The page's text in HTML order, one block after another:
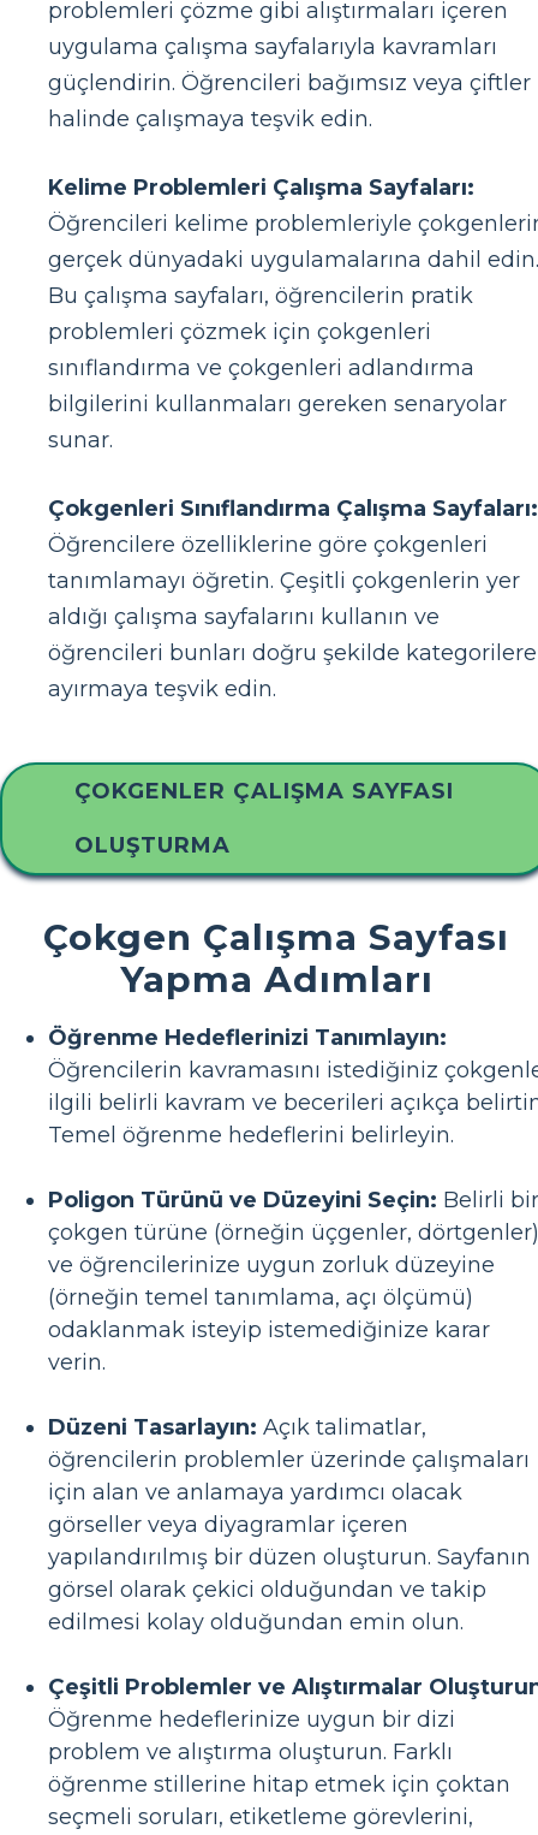
problemleri çözme gibi alıştırmaları içeren
uygulama çalışma sayfalarıyla kavramları
güçlendirin. Öğrencileri bağımsız veya çiftler
halinde çalışmaya teşvik edin.
Kelime Problemleri Çalışma Sayfaları:
Öğrencileri kelime problemleriyle
gerçek dünyadaki uygulamalarına dahil edin.
Bu çalışma sayfaları, öğrencilerin pratik
problemleri çözmek için çokgenleri
sınıflandırma ve çokgenleri adlandırma
bilgilerini kullanmaları gereken senaryolar
sunar.
Çokgenleri Sınıflandırma Çalışma Sayfaları:
Öğrencilere özelliklerine göre çokgenleri
tanımlamayı öğretin. Çeşitli çokgenlerin yer
aldığı çalışma sayfalarını kullanın ve
öğrencileri bunları doğru şekilde kategorilere
ayırmaya teşvik edin.
ÇOKGENLER ÇALIŞMA SAYFASI
OLUŞTURMA
Çokgen Çalışma Sayfası
Yapma Adımları
Öğrenme Hedeflerinizi Tanımlayın:
Öğrencilerin kavramasını istediğiniz
ilgili belirli kavram ve becerileri açıkça
Temel öğrenme hedeflerini belirleyin.
Poligon Türünü ve Düzeyini Seçin: Belirli bir
çokgen türüne (örneğin üçgenler, dörtgenler)
ve öğrencilerinize uygun zorluk düzeyine
(örneğin temel tanımlama, açı ölçümü)
odaklanmak isteyip istemediğinize karar
verin.
Düzeni Tasarlayın: Açık talimatlar,
öğrencilerin problemler üzerinde çalışmaları
için alan ve anlamaya yardımcı olacak
görseller veya diyagramlar içeren
yapılandırılmış bir düzen oluşturun. Sayfanın
görsel olarak çekici olduğundan ve takip
edilmesi kolay olduğundan emin olun.
Çeşitli Problemler ve Alıştırmalar
Öğrenme hedeflerinize uygun bir dizi
problem ve alıştırma oluşturun. Farklı
öğrenme stillerine hitap etmek için çoktan
seçmeli soruları, etiketleme görevlerini,